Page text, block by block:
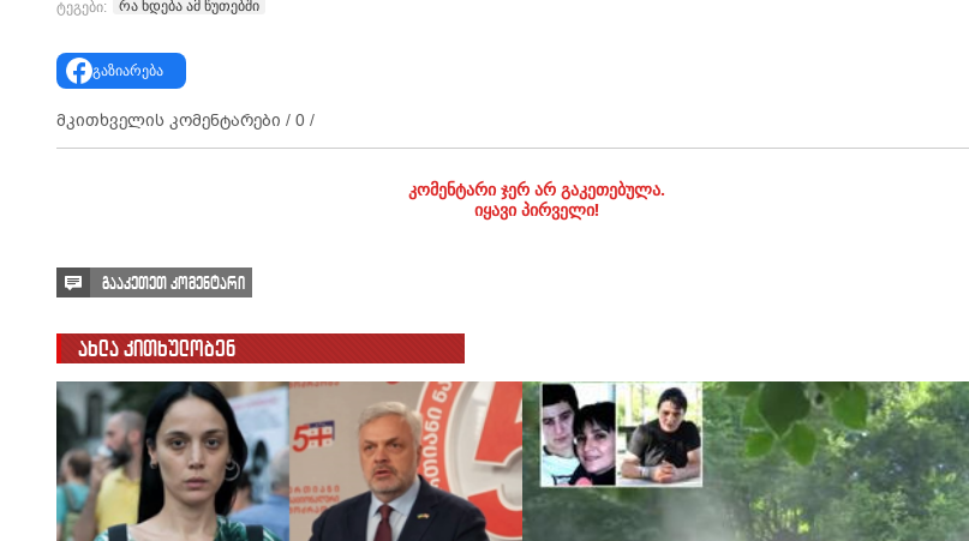
ტეგები: რა ხდება ამ წუთებში
გაზიარება
მკითხველის კომენტარები / 0 /
კომენტარი ჯერ არ გაკეთებულა.
იყავი პირველი!
გააკეთეთ კომენტარი
ახლა კითხულობენ